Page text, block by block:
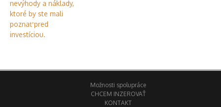
Možnosti spolupráce
CHCEM INZEROVAŤ
KONTAKT